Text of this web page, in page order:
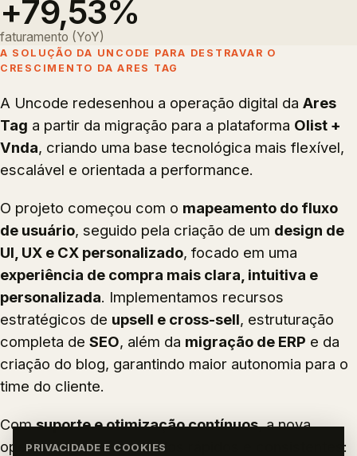
+79,53%
faturamento (YoY)
A SOLUÇÃO DA UNCODE PARA DESTRAVAR O
CRESCIMENTO DA ARES TAG
A Uncode redesenhou a operação digital da Ares
Tag a partir da migração para a plataforma Olist +
Vnda, criando uma base tecnológica mais flexível,
escalável e orientada a performance.
O projeto começou com o mapeamento do fluxo
de usuário, seguido pela criação de um design de
UI, UX e CX personalizado, focado em uma
experiência de compra mais clara, intuitiva e
personalizada. Implementamos recursos
estratégicos de upsell e cross-sell, estruturação
completa de SEO, além da migração de ERP e da
criação do blog, garantindo maior autonomia para o
time do cliente.
Comsuporte e otimização contínuos, a nova
operação gerou resultados rápidos e consistentes:
PRIVACIDADE E COOKIES